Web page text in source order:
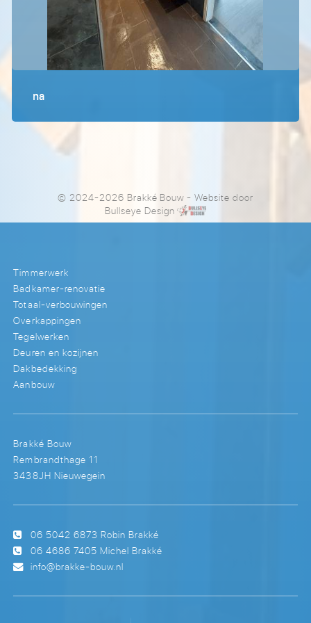
na
© 2024-2026 Brakké Bouw- Website door
Bullseye Design
Timmerwerk
Badkamer-renovatie
Totaal-verbouwingen
Overkappingen
Tegelwerken
Deuren en kozijnen
Dakbedekking
Aanbouw
Brakké Bouw
Rembrandthage 11
3438JH Nieuwegein
06 5042 6873 Robin Brakké
06 4686 7405 Michel Brakké
info@brakke-bouw.nl